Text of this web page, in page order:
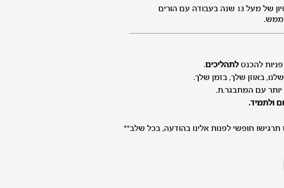
2 מדריכות הורים עם נסיון של מעל 13 שנה בעבודה עם הורים
ממש.
פניות להכנסלתהליכים.
באוזן שלך, בזמן שלך.
יותר עם המתבגר.ת.
ולתמיד.
חופשי לפנות אלינו בהודעה, בכל שלב**